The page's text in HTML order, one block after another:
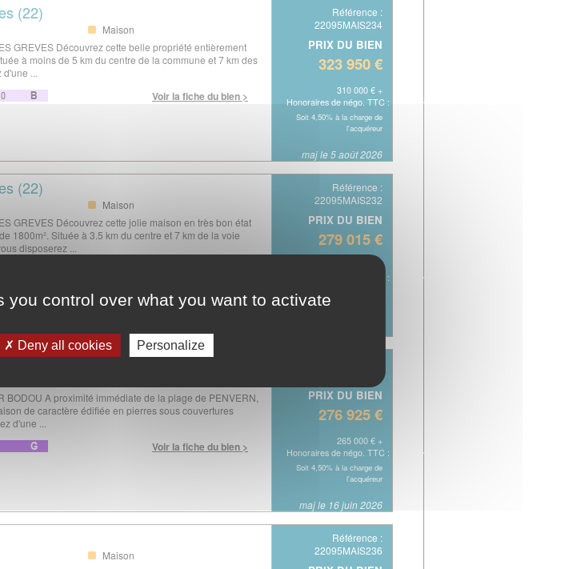
(22)
Maison
GREVES Découvrez cette belle propriété entièrement
à moins de 5 km du centre de la commune et 7 km des
...
Voir la fiche du bien >
Référence :
22095MAIS234
PRIX DU BIEN
323 950 €
310 000 € +
Honoraires de négo. TTC : 13 950 €
Soit 4,50% à la charge de
l'acquéreur
maj le 5 août 2026
(22)
Maison
GREVES Découvrez cette jolie maison en très bon état
1800m². Située à 3.5 km du centre et 7 km de la voie
disposerez ...
Référence :
22095MAIS232
PRIX DU BIEN
279 015 €
267 000 € +
Honoraires de négo. TTC : 12 015 €
Soit 4,50% à la charge de
(22)
BODOU A proximité immédiate de la plage de PENVERN,
de caractère édifiée en pierres sous couvertures
d'une ...
Voir la fiche du bien >
PRIX DU BIEN
276 925 €
265 000 € +
Honoraires de négo. TTC : 11 925 €
Soit 4,50% à la charge de
l'acquéreur
maj le 16 juin 2026
Maison
Référence :
22095MAIS236
control over what you want to activate
Deny all cookies Personalize